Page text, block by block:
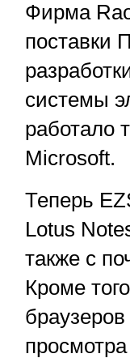
Фирма
поставки
системы
работало
Microsoft.
Теперь
Lotus
также с
Кроме